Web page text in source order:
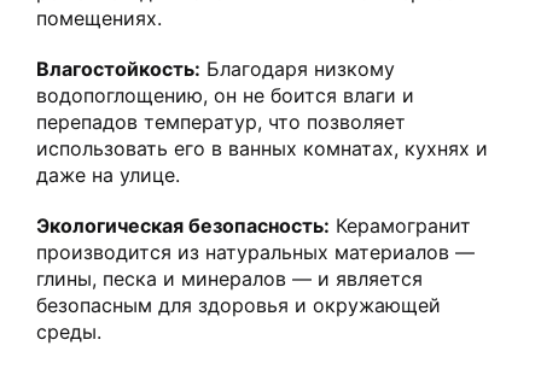
помещениях.
Влагостойкость: Благодаря низкому
водопоглощению, он не боится влаги и
перепадов температур, что позволяет
использовать его в ванных комнатах, кухнях и
даже на улице.
Экологическая безопасность: Керамогранит
производится из натуральных материалов —
глины, песка и минералов — и является
безопасным для здоровья и окружающей
среды.